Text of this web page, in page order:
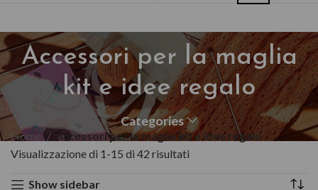
Accessori per la maglia
kit e idee regalo
Categories
Home
Accessori per la maglia kit e idee regalo
Visualizzazione di 1-15 di 42 risultati
Show sidebar